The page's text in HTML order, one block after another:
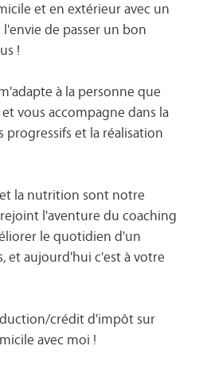
et en extérieur avec un
de passer un bon
!
à la personne que
et vous accompagne dans la
et la réalisation
la nutrition sont notre
l'aventure du coaching
le quotidien d'un
et aujourd'hui c'est à votre
crédit d'impôt sur
avec moi !